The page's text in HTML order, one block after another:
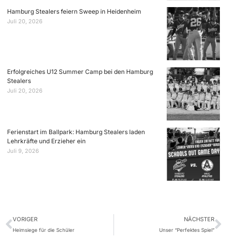
Hamburg Stealers feiern Sweep in Heidenheim
Juli 20, 2026
Erfolgreiches U12 Summer Camp bei den Hamburg
Stealers
Juli 20, 2026
Ferienstart im Ballpark: Hamburg Stealers laden
Lehrkräfte und Erzieher ein
Juli 9, 2026
VORIGER
Heimsiege für die Schüler
NÄCHSTER
Unser “Perfektes Spiel”